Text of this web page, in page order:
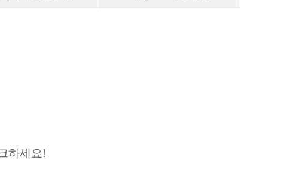
하세요!